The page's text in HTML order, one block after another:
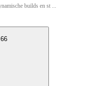
builds en st ...
66